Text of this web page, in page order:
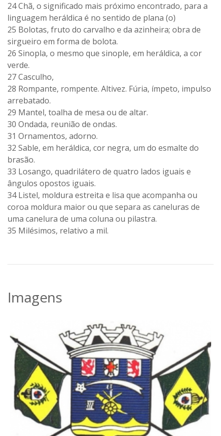
24 Chã, o significado mais próximo encontrado, para a
linguagem heráldica é no sentido de plana (o)
25 Bolotas, fruto do carvalho e da azinheira; obra de
sirgueiro em forma de bolota.
26 Sinopla, o mesmo que sinople, em heráldica, a cor
verde.
27 Casculho,
28 Rompante, rompente. Altivez. Fúria, ímpeto, impulso
arrebatado.
29 Mantel, toalha de mesa ou de altar.
30 Ondada, reunião de ondas.
31 Ornamentos, adorno.
32 Sable, em heráldica, cor negra, um do esmalte do
brasão.
33 Losango, quadrilátero de quatro lados iguais e
ângulos opostos iguais.
34 Listel, moldura estreita e lisa que acompanha ou
coroa moldura maior ou que separa as caneluras de
uma canelura de uma coluna ou pilastra.
35 Milésimos, relativo a mil.
Imagens